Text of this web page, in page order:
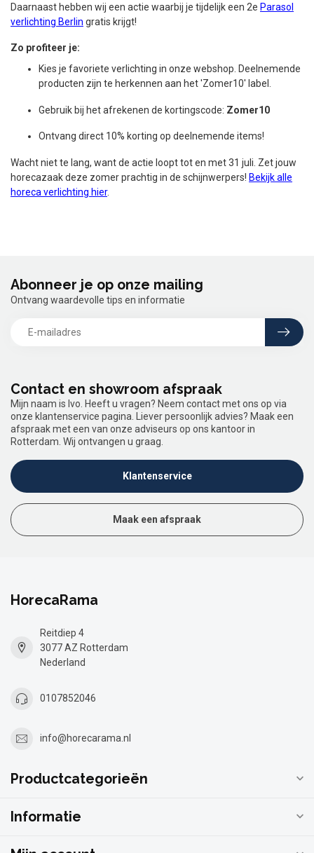
Daarnaast hebben wij een actie waarbij je tijdelijk een 2e Parasol
verlichting Berlin gratis krijgt!
Zo profiteer je:
Kies je favoriete verlichting in onze webshop. Deelnemende
producten zijn te herkennen aan het 'Zomer10' label.
Gebruik bij het afrekenen de kortingscode: Zomer10
Ontvang direct 10% korting op deelnemende items!
Wacht niet te lang, want de actie loopt tot en met 31 juli. Zet jouw
horecazaak deze zomer prachtig in de schijnwerpers! Bekijk alle
horeca verlichting hier.
Contact en showroom afspraak
Mijn naam is Ivo. Heeft u vragen? Neem contact met ons op via
onze klantenservice pagina. Liever persoonlijk advies? Maak een
afspraak met een van onze adviseurs op ons kantoor in
Rotterdam. Wij ontvangen u graag.
Klantenservice
Maak een afspraak
Abonneer je op onze mailing
Ontvang waardevolle tips en informatie
HorecaRama
Reitdiep 4
3077 AZ Rotterdam
Nederland
0107852046
info@horecarama.nl
Productcategorieën
Informatie